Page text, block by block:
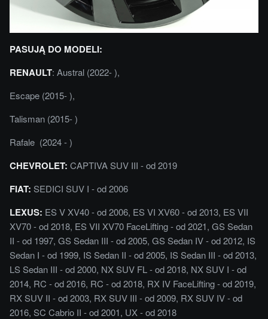
PASUJĄ DO MODELI:
RENAULT: Austral (2022- ),
Escape (2015- ),
Talisman (2015- )
Rafale (2024 - )
CHEVROLET: CAPTIVA SUV III - od 2019
FIAT: SEDICI SUV I - od 2006
LEXUS: ES V XV40 - od 2006, ES VI XV60 - od 2013, ES VII
XV70 - od 2018, ES VII XV70 FaceLifting - od 2021, GS Sedan
II - od 1997, GS Sedan III - od 2005, GS Sedan IV - od 2012, IS
Sedan I - od 1999, IS Sedan II - od 2005, IS Sedan III - od 2013,
LS Sedan III - od 2000, NX SUV FL - od 2018, NX SUV I - od
2014, RC - od 2016, RC - od 2018, RX IV FaceLifting - od 2019,
RX SUV II - od 2003, RX SUV III - od 2009, RX SUV IV - od
2016, SC Cabrio II - od 2001, UX - od 2018